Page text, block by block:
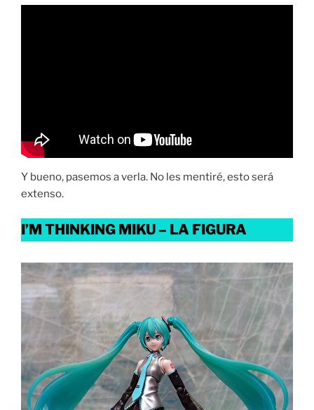
Y bueno, pasemos a verla. No les mentiré, esto será
extenso.
I’M THINKING MIKU – LA FIGURA